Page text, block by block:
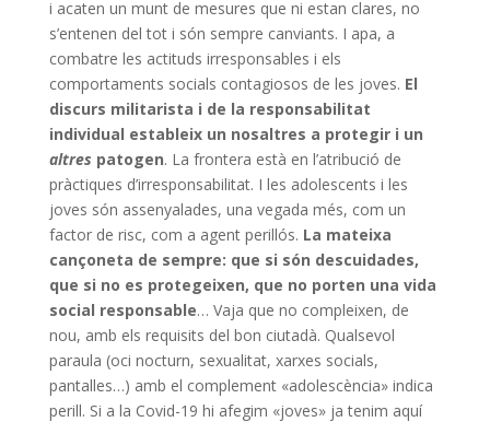
i acaten un munt de mesures que ni estan clares, no
s’entenen del tot i són sempre canviants. I apa, a
combatre les actituds irresponsables i els
comportaments socials contagiosos de les joves. El
discurs militarista i de la responsabilitat
individual estableix un nosaltres a protegir i un
altres patogen. La frontera està en l’atribució de
pràctiques d’irresponsabilitat. I les adolescents i les
joves són assenyalades, una vegada més, com un
factor de risc, com a agent perillós. La mateixa
cançoneta de sempre: que si són descuidades,
que si no es protegeixen, que no porten una vida
social responsable… Vaja que no compleixen, de
nou, amb els requisits del bon ciutadà. Qualsevol
paraula (oci nocturn, sexualitat, xarxes socials,
pantalles…) amb el complement «adolescència» indica
perill. Si a la Covid-19 hi afegim «joves» ja tenim aquí